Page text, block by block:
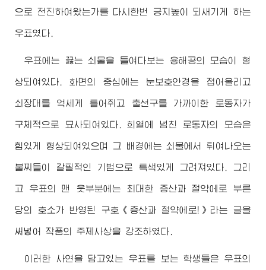
으로 전진하여왔는가를 다시한번 긍지높이 되새기게 하는
우표였다.
우표에는 끓는 쇠물을 들여다보는 용해공의 모습이 형
상되여있다. 화면의 중심에는 눈보호안경을 접어올리고
쇠장대를 억세게 틀어쥐고 출선구를 가까이한 로동자가
구체적으로 묘사되여있다. 희열에 넘친 로동자의 모습은
힘있게 형상되여있으며 그 배경에는 쇠물에서 튀여나오는
불찌들이 갈필적인 기법으로 특색있게 그려져있다. 그리
고 우표의 맨 웃부분에는 최대한 증산과 절약에로 부른
당의 호소가 반영된 구호《증산과 절약에로!》라는 글을
써넣어 작품의 주제사상을 강조하였다.
이러한 사연을 담고있는 우표를 보는 학생들은 우표의